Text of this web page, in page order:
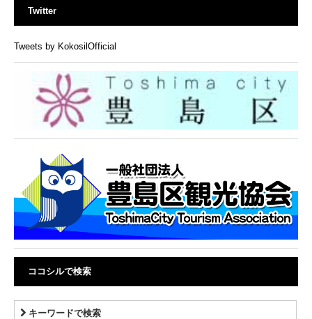
Twitter
Tweets by KokosilOfficial
ココシルで検索
キーワードで検索